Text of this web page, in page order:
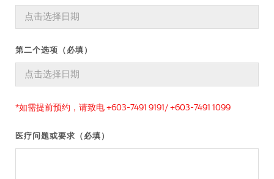
第二个选项（必填）
*如需提前预约，请致电 +603-7491 9191/ +603-7491 1099
医疗问题或要求（必填）